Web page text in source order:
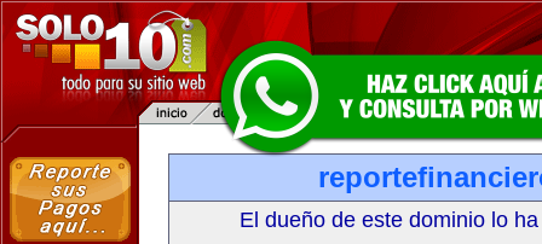
El dueño de este dominio lo